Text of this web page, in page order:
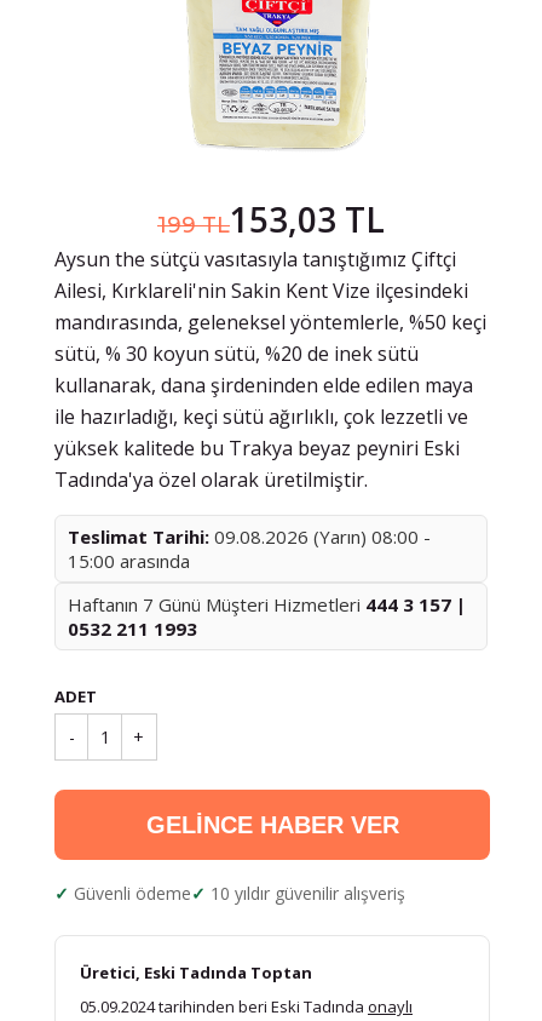
199 TL153,03 TL
Aysun the sütçü vasıtasıyla tanıştığımız Çiftçi
Ailesi, Kırklareli'nin Sakin Kent Vize ilçesindeki
mandırasında, geleneksel yöntemlerle, %50 keçi
sütü, % 30 koyun sütü, %20 de inek sütü
kullanarak, dana şirdeninden elde edilen maya
ile hazırladığı, keçi sütü ağırlıklı, çok lezzetli ve
yüksek kalitede bu Trakya beyaz peyniri Eski
Tadında'ya özel olarak üretilmiştir.
Teslimat Tarihi: 09.08.2026 (Yarın) 08:00 -
15:00 arasında
Haftanın 7 Günü Müşteri Hizmetleri 444 3 157 |
0532 211 1993
ADET
- 1 +
GELİNCE HABER VER
Güvenli ödeme 10 yıldır güvenilir alışveriş
Üretici, Eski Tadında Toptan
05.09.2024 tarihinden beri Eski Tadında onaylı